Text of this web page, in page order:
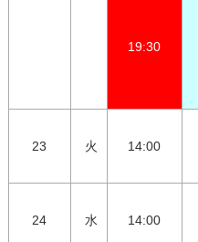
19:30
23 火 14:00
24 水 14:00